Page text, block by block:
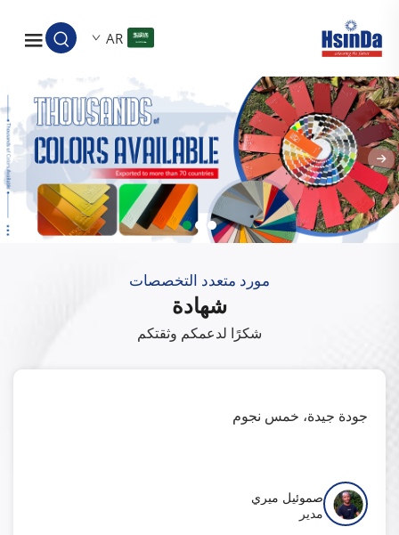
AR
جودة جيدة، خمس نجوم
صموئيل ميري
مدير
مورد متعدد التخصصات
شهادة
شكرًا لدعمكم وثقتكم